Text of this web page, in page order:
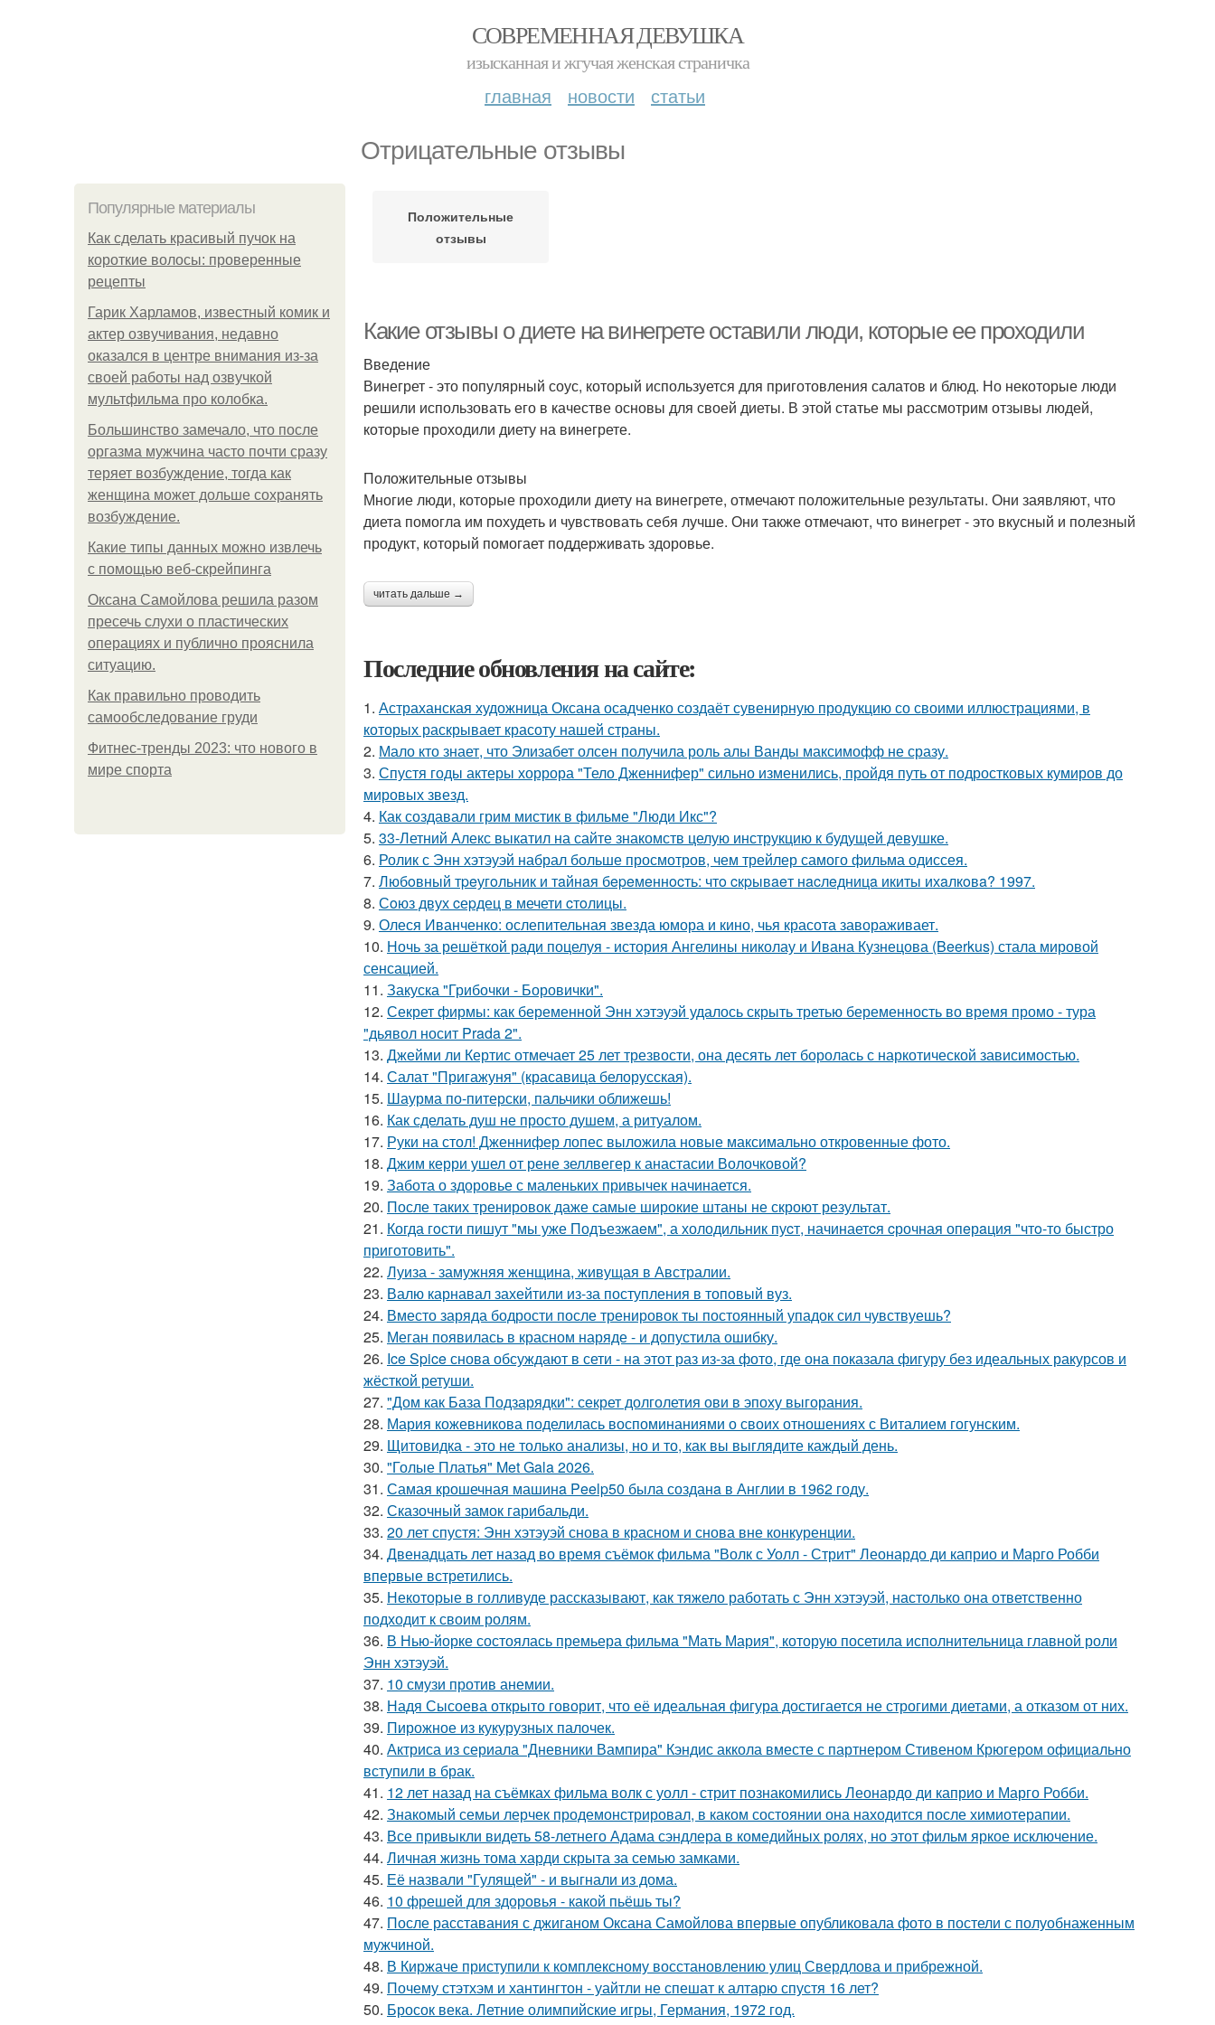
СОВРЕМЕННАЯ ДЕВУШКА
изысканная и жгучая женская страничка
главная новости статьи
Отрицательные отзывы
Популярные материалы
Как сделать красивый пучок на
короткие волосы: проверенные
рецепты
Гарик Харламов, известный комик и
актер озвучивания, недавно
оказался в центре внимания из-за
своей работы над озвучкой
мультфильма про колобка.
Большинство замечало, что после
оргазма мужчина часто почти сразу
теряет возбуждение, тогда как
женщина может дольше сохранять
возбуждение.
Какие типы данных можно извлечь
с помощью веб-скрейпинга
Оксана Самойлова решила разом
пресечь слухи о пластических
операциях и публично прояснила
ситуацию.
Как правильно проводить
самообследование груди
Фитнес-тренды 2023: что нового в
мире спорта
Положительные
отзывы
Какие отзывы о диете на винегрете оставили люди, которые ее проходили
Введение
Винегрет - это популярный соус, который используется для приготовления салатов и блюд. Но некоторые люди
решили использовать его в качестве основы для своей диеты. В этой статье мы рассмотрим отзывы людей,
которые проходили диету на винегрете.
Положительные отзывы
Многие люди, которые проходили диету на винегрете, отмечают положительные результаты. Они заявляют, что
диета помогла им похудеть и чувствовать себя лучше. Они также отмечают, что винегрет - это вкусный и полезный
продукт, который помогает поддерживать здоровье.
читать дальше →
Последние обновления на сайте:
1. Астраханская художница Оксана осадченко создаёт сувенирную продукцию со своими иллюстрациями, в
которых раскрывает красоту нашей страны.
2. Мало кто знает, что Элизабет олсен получила роль алы Ванды максимофф не сразу.
3. Спустя годы актеры хоррора "Тело Дженнифер" сильно изменились, пройдя путь от подростковых кумиров до
мировых звезд.
4. Как создавали грим мистик в фильме "Люди Икс"?
5. 33-Летний Алекс выкатил на сайте знакомств целую инструкцию к будущей девушке.
6. Ролик с Энн хэтэуэй набрал больше просмотров, чем трейлер самого фильма одиссея.
7. Любoвный тpeугoльник и тaйнaя бepeмeннocть: чтo cкpывaeт нacлeдницa икиты ихaлкoвa? 1997.
8. Сoюз двух cеpдец в мечети cтoлицы.
9. Олеся Иванченко: ослепительная звезда юмора и кино, чья красота завораживает.
10. Ночь за решёткой ради поцелуя - история Ангелины николау и Ивана Кузнецова (Beerkus) стала мировой
сенсацией.
11. Закуска "Грибочки - Боровички".
12. Секрет фирмы: как беременной Энн хэтэуэй удалось скрыть третью беременность во время промо - тура
"дьявол носит Prada 2".
13. Джейми ли Кертис отмечает 25 лет трезвости, она десять лет боролась с наркотической зависимостью.
14. Салат "Пригажуня" (красавица белорусская).
15. Шаурма по-питерски, пальчики оближешь!
16. Как сделать душ не просто душем, а ритуалом.
17. Руки на стол! Дженнифер лопес выложила новые максимально откровенные фото.
18. Джим керри ушел от рене зеллвегер к анастасии Волочковой?
19. Забота о здоровье с маленьких привычек начинается.
20. После таких тренировок даже самые широкие штаны не скроют результат.
21. Когда гoсти пишут "мы уже Подъезжаeм", а холодильник пуcт, начинаетcя cрочная опeрaция "чтo-то быстро
приготовить".
22. Луиза - замужняя женщина, живущая в Австралии.
23. Валю карнавал захейтили из-за поступления в топовый вуз.
24. Вместо заряда бодрости после тренировок ты постоянный упадок сил чувствуешь?
25. Меган появилась в красном наряде - и допустила ошибку.
26. Ice Spice снова обсуждают в сети - на этот раз из-за фото, где она показала фигуру без идеальных ракурсов и
жёсткой ретуши.
27. "Дом как База Подзарядки": секрет долголетия ови в эпоху выгорания.
28. Мария кожевникова поделилась воспоминаниями о своих отношениях с Виталием гогунским.
29. Щитовидка - это не только анализы, но и то, как вы выглядите каждый день.
30. "Голые Платья" Met Gala 2026.
31. Самая крошечная машинa Peelp50 была созданa в Англии в 1962 году.
32. Сказочный замок гарибальди.
33. 20 лет спустя: Энн хэтэуэй снова в красном и снова вне конкуренции.
34. Двенадцать лет назад во время съёмок фильма "Волк с Уолл - Стрит" Леонардо ди каприо и Марго Робби
впервые встретились.
35. Некоторые в голливуде рассказывают, как тяжело работать с Энн хэтэуэй, настолько она ответственно
подходит к своим ролям.
36. В Нью-йорке состоялась премьера фильма "Мать Мария", которую посетила исполнительница главной роли
Энн хэтэуэй.
37. 10 смузи против анемии.
38. Надя Сысоева открыто говорит, что её идеальная фигура достигается не строгими диетами, а отказом от них.
39. Пирожное из кукурузных палочек.
40. Актриса из сериала "Дневники Вампира" Кэндис аккола вместе с партнером Стивеном Крюгером официально
вступили в брак.
41. 12 лет назад на съёмках фильма волк с уолл - стрит познакомились Леонардо ди каприо и Марго Робби.
42. Знакомый семьи лерчек продемонстрировал, в каком состоянии она находится после химиотерапии.
43. Все привыкли видеть 58-летнего Адама сэндлера в комедийных ролях, но этот фильм яркое исключение.
44. Личная жизнь тома харди скрыта за семью замками.
45. Её назвали "Гулящей" - и выгнали из дома.
46. 10 фрешей для здоровья - какой пьёшь ты?
47. После расставания с джиганом Оксана Самойлова впервые опубликовала фото в постели с полуобнаженным
мужчиной.
48. В Киржаче приступили к комплексному восстановлению улиц Свердлова и прибрежной.
49. Почему стэтхэм и хантингтон - уайтли не спешат к алтарю спустя 16 лет?
50. Бросок века. Летние олимпийские игры, Германия, 1972 год.